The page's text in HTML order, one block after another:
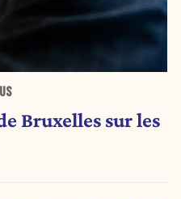
Bruxelles sur les